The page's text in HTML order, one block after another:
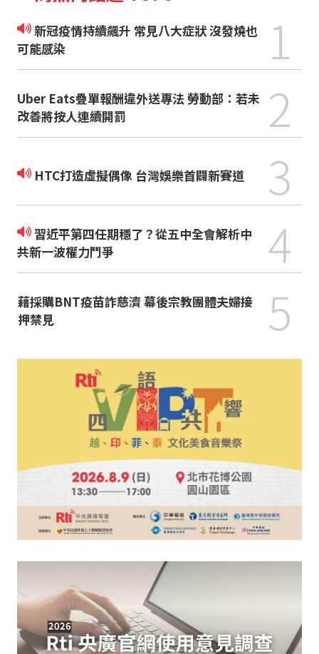
新冠疫情持續飆升 常見八大症狀 沒發燒也
可能感染
1
Uber Eats疊單報酬違外送專法 勞動部：若未
改善將按人連續開罰
2
HTC打造虛擬偶像 台灣娛樂首闢新賽道 3
習近平第四任期穩了？從五中全會解析中
共新一波權力鬥爭
4
藉採購BNT疫苗詐慈濟 幕後宗教團體夫婦接
押禁見
5